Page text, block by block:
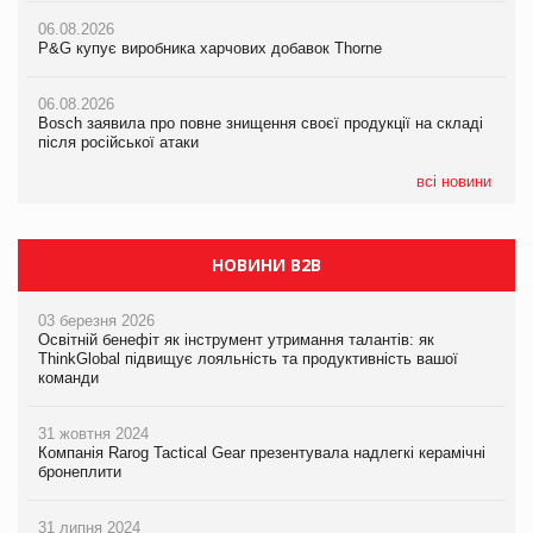
06.08.2026
P&G купує виробника харчових добавок Thorne
06.08.2026
Bosch заявила про повне знищення своєї продукції на складі
після російської атаки
всі новини
06.08.2026
P&G купує виробника харчових добавок Thorne
06.08.2026
Bosch заявила про повне знищення своєї продукції на складі
після російської атаки
06.08.2026
P&G купує виробника харчових добавок Thorne
06.08.2026
Bosch заявила про повне знищення своєї продукції на складі
після російської атаки
НОВИНИ B2B
03 березня 2026
Освітній бенефіт як інструмент утримання талантів: як
ThinkGlobal підвищує лояльність та продуктивність вашої
команди
31 жовтня 2024
Компанія Rarog Tactical Gear презентувала надлегкі керамічні
бронеплити
31 липня 2024